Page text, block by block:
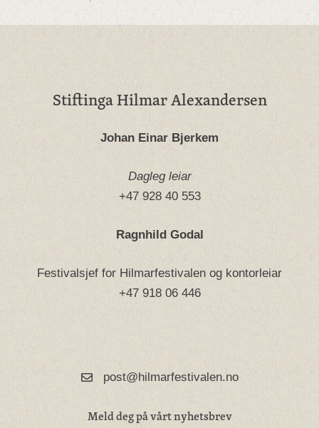
Stiftinga Hilmar Alexandersen
Johan Einar Bjerkem
Dagleg leiar
+47 928 40 553
Ragnhild Godal
Festivalsjef for Hilmarfestivalen og kontorleiar
+47 918 06 446
post@hilmarfestivalen.no
Meld deg på vårt nyhetsbrev